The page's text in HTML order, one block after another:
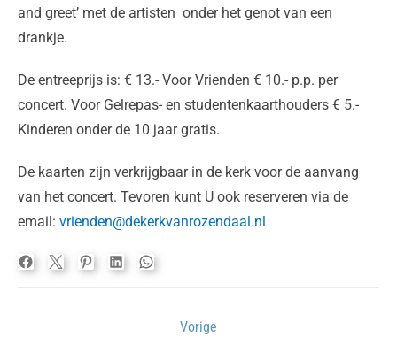
and greet’ met de artisten onder het genot van een
drankje.
De entreeprijs is: € 13.- Voor Vrienden € 10.- p.p. per
concert. Voor Gelrepas- en studentenkaarthouders € 5.-
Kinderen onder de 10 jaar gratis.
De kaarten zijn verkrijgbaar in de kerk voor de aanvang
van het concert. Tevoren kunt U ook reserveren via de
email: vrienden@dekerkvanrozendaal.nl
Vorige